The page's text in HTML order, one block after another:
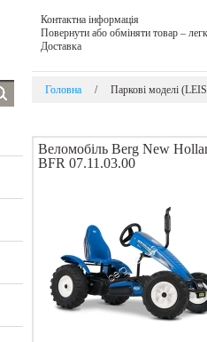
Контактна інформація
Повернути або обміняти товар –
Доставка
Головна / Паркові моделі
Веломобіль Berg New
BFR 07.11.03.00